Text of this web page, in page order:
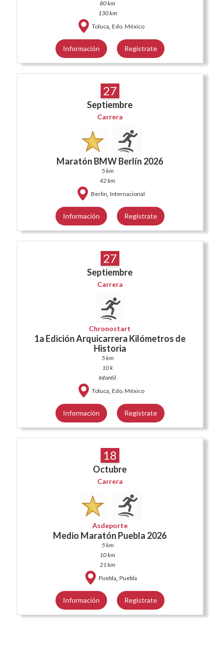
80 km
130 km
Toluca, Edo. México
Información Regístrate
27
Septiembre
Carrera
Maratón BMW Berlín 2026
5 km
42 km
Berlín, Internacional
Información Regístrate
27
Septiembre
Carrera
Chronostart
1a Edición Arquicarrera Kilómetros de
Historia
5 km
10 k
Infantil
Toluca, Edo. México
Información Regístrate
18
Octubre
Carrera
Asdeporte
Medio Maratón Puebla 2026
5 km
10 km
21 km
Puebla, Puebla
Información Regístrate